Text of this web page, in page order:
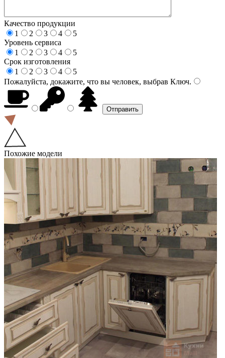
Качество продукции
1
2 3 4
5
Уровень сервиса
1
2 3 4
5
Срок изготовления
1
2 3 4
5
Пожалуйста, докажите, что вы человек, выбрав Ключ.
Похожие модели